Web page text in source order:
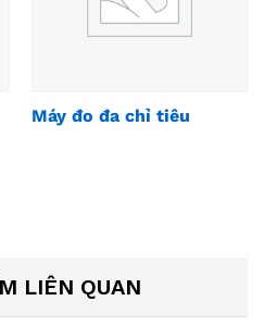
Máy đo đa chỉ tiêu
LIÊN QUAN